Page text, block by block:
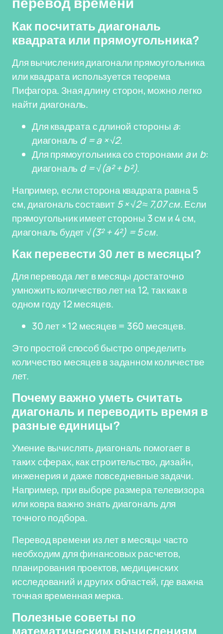
перевод времени
Как посчитать диагональ
квадрата или прямоугольника?
Для вычисления диагонали прямоугольника
или квадрата используется теорема
Пифагора. Зная длину сторон, можно легко
найти диагональ.
Для квадрата с длиной стороныa:
диагональ d = a × √2.
Для прямоугольника со сторонами aи b:
диагональ d = √(a² + b²).
Например, если сторона квадрата равна 5
см, диагональ составит5 × √2 ≈ 7,07 см. Если
прямоугольник имеет стороны 3 см и 4 см,
диагональ будет√(3² + 4²) = 5 см.
Как перевести 30 лет в месяцы?
Для перевода лет в месяцы достаточно
умножить количество лет на 12, так как в
одном году 12 месяцев.
30 лет × 12 месяцев = 360 месяцев.
Это простой способ быстро определить
количество месяцев в заданном количестве
лет.
Почему важно уметь считать
диагональ и переводить время в
разные единицы?
Умение вычислять диагональ помогает в
таких сферах, как строительство, дизайн,
инженерия и даже повседневные задачи.
Например, при выборе размера телевизора
или ковра важно знать диагональ для
точного подбора.
Перевод времени из лет в месяцы часто
необходим для финансовых расчетов,
планирования проектов, медицинских
исследований и других областей, где важна
точная временная мерка.
Полезные советы по